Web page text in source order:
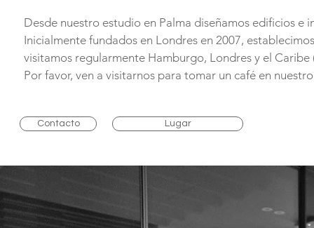
Desde nuestro estudio en Palma diseñamos edificios
Inicialmente fundados en Londres en 2007,
visitamos regularmente Hamburgo, Londres y el Caribe
Por favor, ven a visitarnos para tomar un café en
Contacto Lugar